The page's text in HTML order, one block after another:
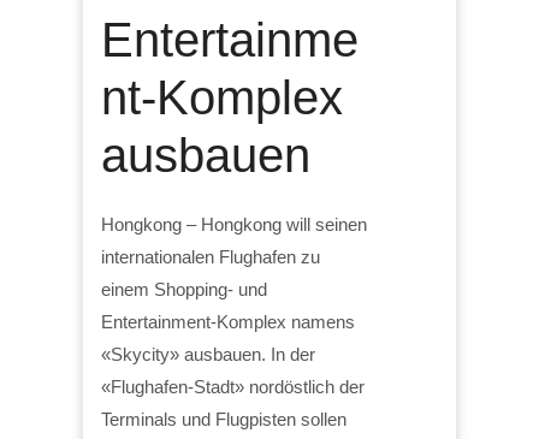
Entertainme
nt-Komplex
ausbauen
Hongkong – Hongkong will seinen
internationalen Flughafen zu
einem Shopping- und
Entertainment-Komplex namens
«Skycity» ausbauen. In der
«Flughafen-Stadt» nordöstlich der
Terminals und Flugpisten sollen